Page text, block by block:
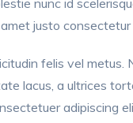
justo consectetur
felis vel metus.
lacus, a ultrices
adipiscing